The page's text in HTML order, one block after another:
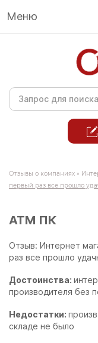
Меню
Отзывы о компаниях »
первый раз все прошло
АТМ ПК
Отзыв: Интернет
раз все прошло
Достоинства:
производителя без
Недостатки:
складе не было